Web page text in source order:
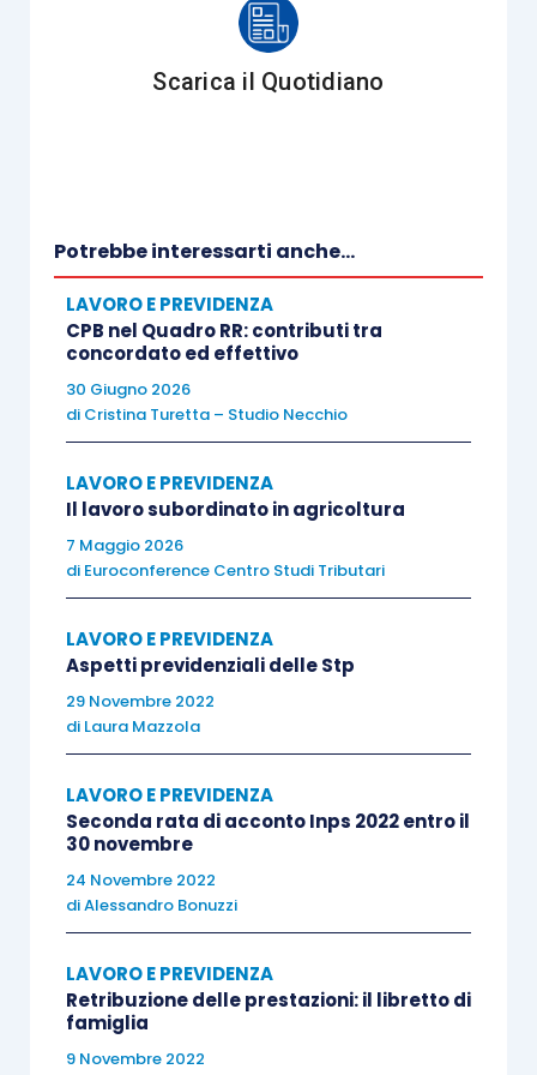
disposta dall’
, in attuazione di quanto
previsto dalcomma 791, L. 296/2006
Professionisti:
Stabilità 2017(232/2016
che a decorrere dall’anno 2017, per i
lavoratori autonomi, titolari di posizione
fiscale a fini Iva, iscritti alla gestione
separata Inps e che non risultano iscritti
ad altre gestioni di previdenza
l’aliquota contributiva è stabilita nella
non è stato modificato invece quanto
previsto in merito all’ulteriore aliquota
contributiva pari allo
alla maternità, agliassegni per il nucleo
malattiaed al
Per i soggetti giàpensionati
altre forme previdenziali obbligatorie,l’aliquota
per il 2018 è stabilita al 24%.
Scarica il Quotidiano
Potrebbe interessarti anche...
LAVORO E PREVIDENZA
CPB nel Quadro RR: contributi tra
concordato ed effettivo
30 Giugno 2026
di Cristina Turetta – Studio Necchio
LAVORO E PREVIDENZA
Il lavoro subordinato in agricoltura
7 Maggio 2026
di Euroconference Centro Studi Tributari
LAVORO E PREVIDENZA
Aspetti previdenziali delle Stp
29 Novembre 2022
di Laura Mazzola
LAVORO E PREVIDENZA
Seconda rata di acconto Inps 2022 entro il
30 novembre
24 Novembre 2022
diAlessandro Bonuzzi
LAVORO E PREVIDENZA
Retribuzione delle prestazioni: il libretto di
famiglia
9 Novembre 2022